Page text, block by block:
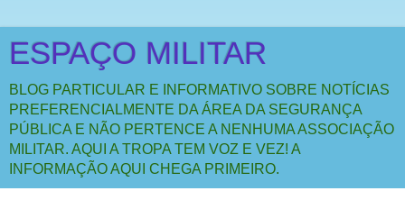
ESPAÇO MILITAR
BLOG PARTICULAR E INFORMATIVO SOBRE NOTÍCIAS
PREFERENCIALMENTE DA ÁREA DA SEGURANÇA
PÚBLICA E NÃO PERTENCE A NENHUMA ASSOCIAÇÃO
MILITAR. AQUI A TROPA TEM VOZ E VEZ! A
INFORMAÇÃO AQUI CHEGA PRIMEIRO.